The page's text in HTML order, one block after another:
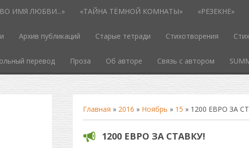
ИМЯ ЛЮБВИ...» «ТАЙНА ТЁМНОЙ КОМНАТЫ» «РЕЗЕКНЕ»
Архив публикаций Старые тетради Стихотворения
перевод Проза Об авторе Связь с автором
Главная » 2016 » Ноябрь » 15 » 1200 ЕВРО ЗА
1200 ЕВРО ЗА СТАВКУ!